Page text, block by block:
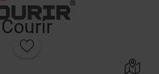
Courir